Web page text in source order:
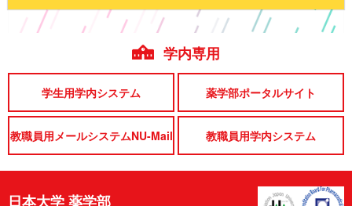
学内専用
学生用学内システム 薬学部ポータルサイト
教職員用メールシステムNU-Mail 教職員用学内システム
日本大学 薬学部